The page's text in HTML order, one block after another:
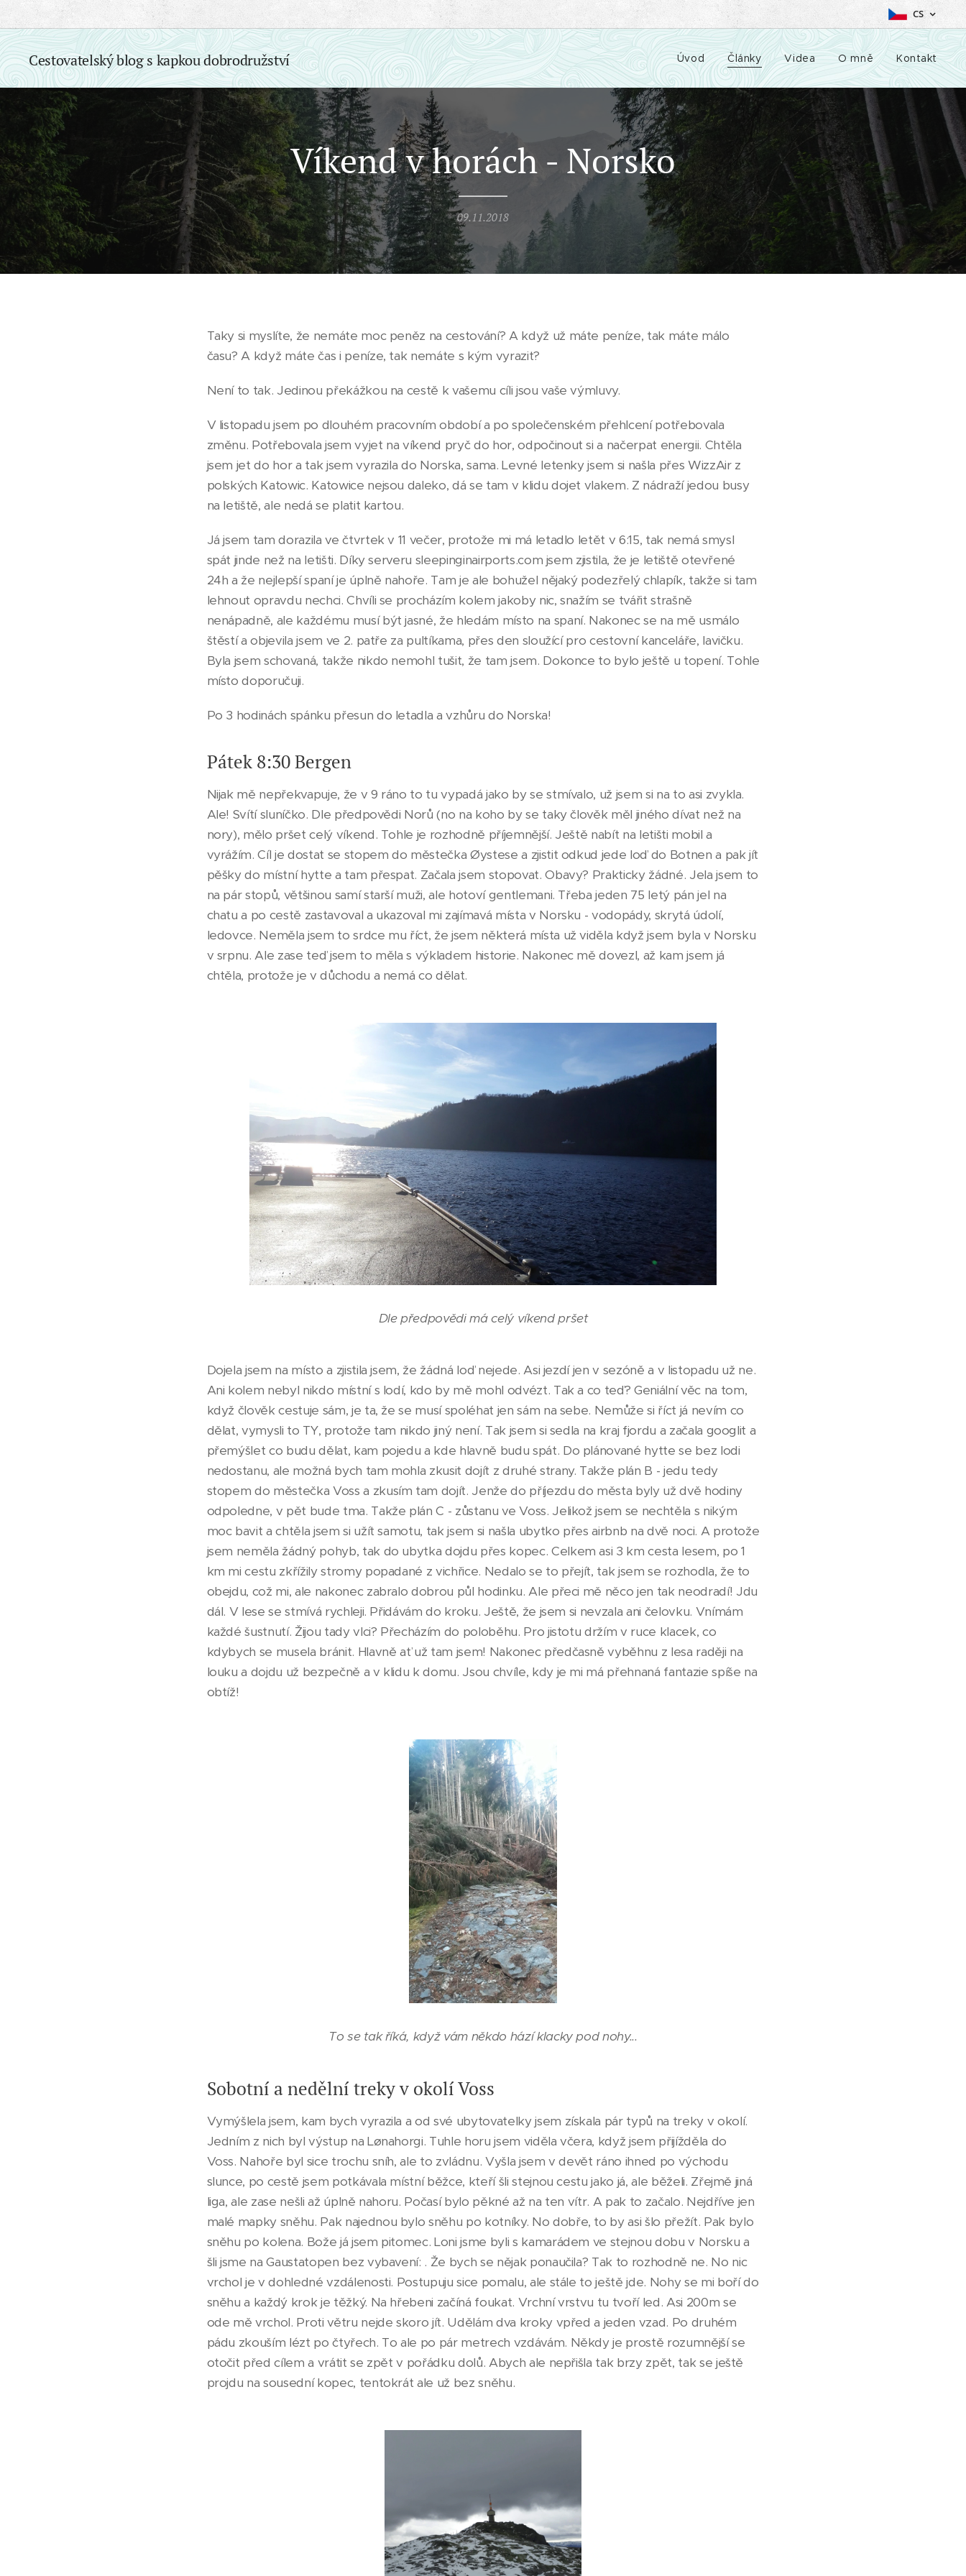
CS
Cestovatelský blog skapkoudobrodružství Úvod Články Videa O mně Kontakt
Víkend v horách - Norsko
09.11.2018
Taky si myslíte, že nemáte moc peněz na cestování? A když už máte peníze, tak máte málo
času? A když máte čas i peníze, tak nemáte s kým vyrazit?
Není to tak. Jedinou překážkou na cestě k vašemu cíli jsou vaše výmluvy.
V listopadu jsem po dlouhém pracovním období a po společenském přehlcení potřebovala
změnu. Potřebovala jsem vyjet na víkend pryč do hor, odpočinout si a načerpat energii. Chtěla
jsem jet do hor a tak jsem vyrazila do Norska, sama. Levné letenky jsem si našla přes WizzAir z
polských Katowic. Katowice nejsou daleko, dá se tam v klidu dojet vlakem. Z nádraží jedou busy
na letiště, ale nedá se platit kartou.
Já jsem tam dorazila ve čtvrtek v 11 večer, protože mi má letadlo letět v 6:15, tak nemá smysl
spát jinde než na letišti. Díky serveru sleepinginairports.com jsem zjistila, že je letiště otevřené
24h a že nejlepší spaní je úplně nahoře. Tam je ale bohužel nějaký podezřelý chlapík, takže si tam
lehnout opravdu nechci. Chvíli se procházím kolem jakoby nic, snažím se tvářit strašně
nenápadně, ale každému musí být jasné, že hledám místo na spaní. Nakonec se na mě usmálo
štěstí a objevila jsem ve 2. patře za pultíkama, přes den sloužící pro cestovní kanceláře, lavičku.
Byla jsem schovaná, takže nikdo nemohl tušit, že tam jsem. Dokonce to bylo ještě u topení. Tohle
místo doporučuji.
Po 3 hodinách spánku přesun do letadla a vzhůru do Norska!
Pátek 8:30 Bergen
Nijak mě nepřekvapuje, že v 9 ráno to tu vypadá jako by se stmívalo, už jsem si na to asi zvykla.
Ale! Svítí sluníčko. Dle předpovědi Norů (no na koho by se taky člověk měl jiného dívat než na
nory), mělo pršet celý víkend. Tohle je rozhodně příjemnější. Ještě nabít na letišti mobil a
vyrážím. Cíl je dostat se stopem do městečka Øystese a zjistit odkud jede loď do Botnen a pak jít
pěšky do místní hytte a tam přespat. Začala jsem stopovat. Obavy? Prakticky žádné. Jela jsem to
na pár stopů, většinou samí starší muži, ale hotoví gentlemani. Třeba jeden 75 letý pán jel na
chatu a po cestě zastavoval a ukazoval mi zajímavá místa v Norsku - vodopády, skrytá údolí,
ledovce. Neměla jsem to srdce mu říct, že jsem některá místa už viděla když jsem byla v Norsku
v srpnu. Ale zase teď jsem to měla s výkladem historie. Nakonec mě dovezl, až kam jsem já
chtěla, protože je v důchodu a nemá co dělat.
Dle předpovědi má celý víkend pršet
Dojela jsem na místo a zjistila jsem, že žádná loď nejede. Asi jezdí jen v sezóně a v listopadu už ne.
Ani kolem nebyl nikdo místní s lodí, kdo by mě mohl odvézt. Tak a co teď? Geniální věc na tom,
když člověk cestuje sám, je ta, že se musí spoléhat jen sám na sebe. Nemůže si říct já nevím co
dělat, vymysli to TY, protože tam nikdo jiný není. Tak jsem si sedla na kraj fjordu a začala googlit a
přemýšlet co budu dělat, kam pojedu a kde hlavně budu spát. Do plánované hytte se bez lodi
nedostanu, ale možná bych tam mohla zkusit dojít z druhé strany. Takže plán B - jedu tedy
stopem do městečka Voss a zkusím tam dojít. Jenže do příjezdu do města byly už dvě hodiny
odpoledne, v pět bude tma. Takže plán C - zůstanu ve Voss. Jelikož jsem se nechtěla s nikým
moc bavit a chtěla jsem si užít samotu, tak jsem si našla ubytko přes airbnb na dvě noci. A protože
jsem neměla žádný pohyb, tak do ubytka dojdu přes kopec. Celkem asi 3 km cesta lesem, po 1
km mi cestu zkřížily stromy popadané z vichřice. Nedalo se to přejít, tak jsem se rozhodla, že to
obejdu, což mi, ale nakonec zabralo dobrou půl hodinku. Ale přeci mě něco jen tak neodradí! Jdu
dál. V lese se stmívá rychleji. Přidávám do kroku. Ještě, že jsem si nevzala ani čelovku. Vnímám
každé šustnutí. Žijou tady vlci? Přecházím do poloběhu. Pro jistotu držím v ruce klacek, co
kdybych se musela bránit. Hlavně ať už tam jsem! Nakonec předčasně vyběhnu z lesa raději na
louku a dojdu už bezpečně a v klidu k domu. Jsou chvíle, kdy je mi má přehnaná fantazie spíše na
obtíž!
To se tak říká, když vám někdo hází klacky pod nohy...
Sobotní a nedělní treky v okolí Voss
Vymýšlela jsem, kam bych vyrazila a od své ubytovatelky jsem získala pár typů na treky v okolí.
Jedním z nich byl výstup na Lønahorgi. Tuhle horu jsem viděla včera, když jsem přijížděla do
Voss. Nahoře byl sice trochu sníh, ale to zvládnu. Vyšla jsem v devět ráno ihned po východu
slunce, po cestě jsem potkávala místní běžce, kteří šli stejnou cestu jako já, ale běželi. Zřejmě jiná
liga, ale zase nešli až úplně nahoru. Počasí bylo pěkné až na ten vítr. A pak to začalo. Nejdříve jen
malé mapky sněhu. Pak najednou bylo sněhu po kotníky. No dobře, to by asi šlo přežít. Pak bylo
sněhu po kolena. Bože já jsem pitomec. Loni jsme byli s kamarádem ve stejnou dobu v Norsku a
šli jsme na Gaustatopen bez vybavení: . Že bych se nějak ponaučila? Tak to rozhodně ne. No nic
vrchol je v dohledné vzdálenosti. Postupuju sice pomalu, ale stále to ještě jde. Nohy se mi boří do
sněhu a každý krok je těžký. Na hřebeni začíná foukat. Vrchní vrstvu tu tvoří led. Asi 200m se
ode mě vrchol. Proti větru nejde skoro jít. Udělám dva kroky vpřed a jeden vzad. Po druhém
pádu zkouším lézt po čtyřech. To ale po pár metrech vzdávám. Někdy je prostě rozumnější se
otočit před cílem a vrátit se zpět v pořádku dolů. Abych ale nepřišla tak brzy zpět, tak se ještě
projdu na sousední kopec, tentokrát ale už bez sněhu.